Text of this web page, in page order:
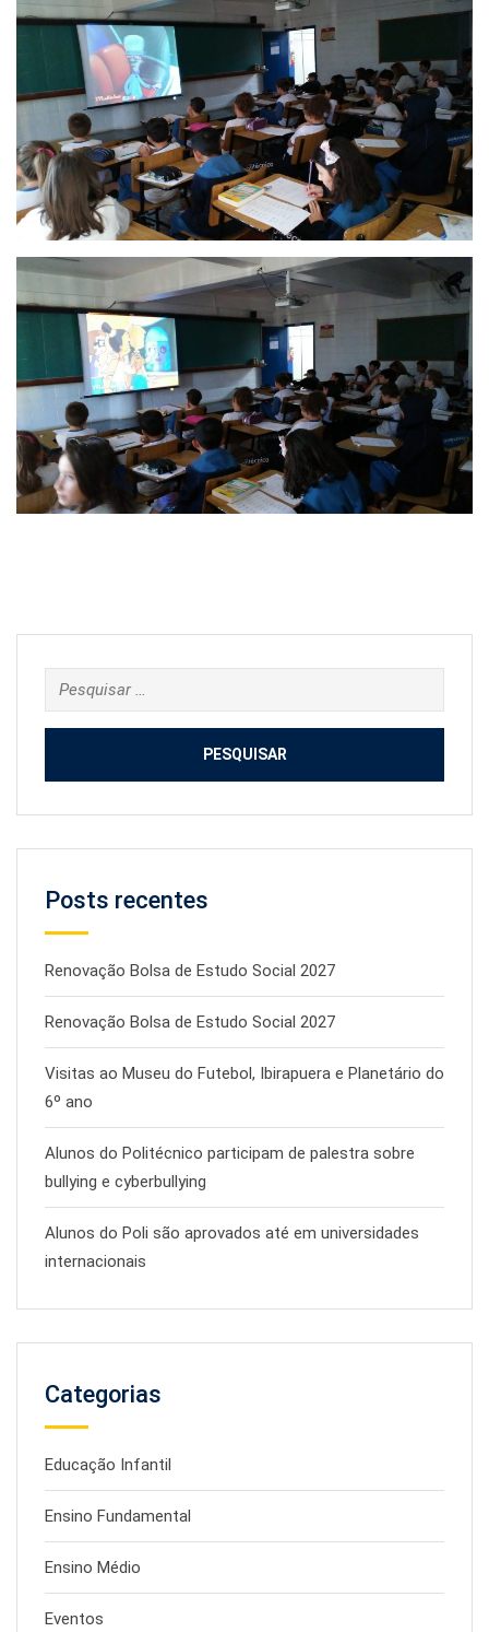
Pesquisar
por:
Posts recentes
Renovação Bolsa de Estudo Social 2027
Renovação Bolsa de Estudo Social 2027
Visitas ao Museu do Futebol, Ibirapuera e Planetário do
6º ano
Alunos do Politécnico participam de palestra sobre
bullying e cyberbullying
Alunos do Poli são aprovados até em universidades
internacionais
Categorias
Educação Infantil
Ensino Fundamental
Ensino Médio
Eventos